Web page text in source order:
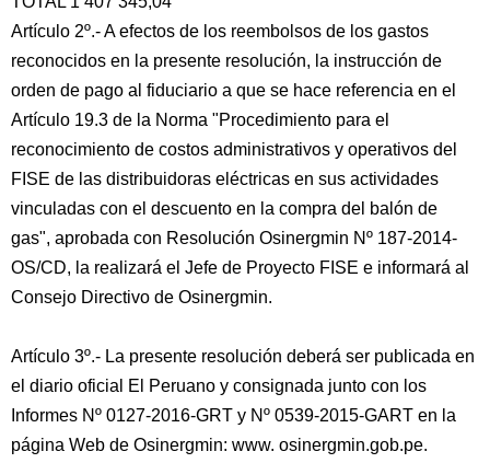
Artículo 2º.- A efectos de los reembolsos de los gastos
reconocidos en la presente resolución, la instrucción de
orden de pago al fiduciario a que se hace referencia en el
Artículo 19.3 de la Norma "Procedimiento para el
reconocimiento de costos administrativos y operativos del
FISE de las distribuidoras eléctricas en sus actividades
vinculadas con el descuento en la compra del balón de
gas", aprobada con Resolución Osinergmin Nº 187-2014-
OS/CD, la realizará el Jefe de Proyecto FISE e informará al
Consejo Directivo de Osinergmin.
Artículo 3º.- La presente resolución deberá ser publicada en
el diario oficial El Peruano y consignada junto con los
Informes Nº 0127-2016-GRT y Nº 0539-2015-GART en la
página Web de Osinergmin: www. osinergmin.gob.pe.